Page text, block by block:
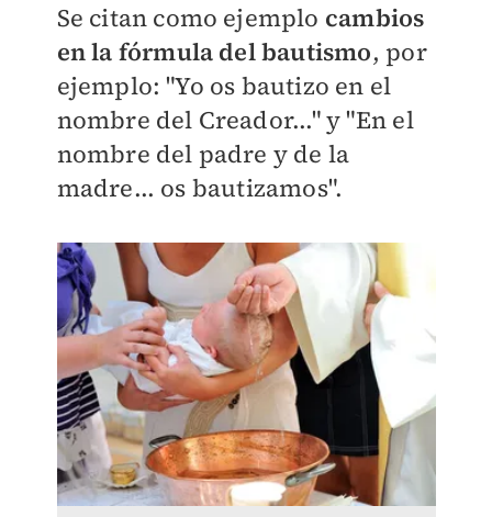
Se citan como ejemplo cambios
en la fórmula del bautismo, por
ejemplo: "Yo os bautizo en el
nombre del Creador..." y "En el
nombre del padre y de la
madre... os bautizamos".